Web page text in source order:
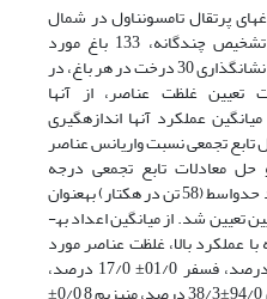
پرتقال تامسون­ناول در شمال
کشور (شرق مازندران) با روش تشخیص چندگانه، 133 باغ مورد
بررسی قرار گرفت. پس از انتخاب و نشان­گذاری 30 درخت در هر باغ، در
غلظت عناصر، از آنها
عملکرد آنها اندازه­گیری
تابع تجمعی نسبت واریانس عناصر
معادلات تابع تجمعی درجه
سه مربوط به عناصر غذایی، عملکرد حدواسط (58 تن در هکتار) به­عنوان
جداکننده دو گروه عملکرد بالا و پایین تعیین شد. از میانگین اعداد به­
عملکرد بالا، غلظت­ عناصر مورد
نظر شامل: نیتروژن 24/0± 32/2 درصد، فسفر 01/0± 17/0 درصد،